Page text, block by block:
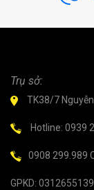
Trụ sở:
TK38/7 Nguyễn
Hotline: 0939
0908 299.989
GPKD: